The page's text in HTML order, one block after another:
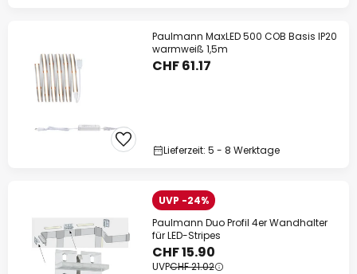
Paulmann MaxLED 500 COB Basis IP20
warmweiß 1,5m
CHF 61.17
Lieferzeit: 5 - 8 Werktage
UVP -24%
Paulmann Duo Profil 4er Wandhalter
für LED-Stripes
CHF 15.90
UVPCHF 21.02